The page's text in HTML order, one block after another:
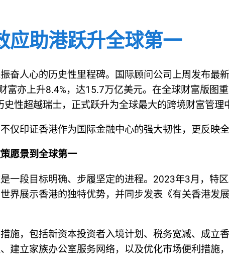
应助港跃升全球第一
奋人心的历史性里程碑。国际顾问公司上周发布最
富亦上升8.4%，达15.7万亿美元。在全球财富版图
性超越瑞士，正式跃升为全球最大的跨境财富管理
仅印证香港作为国际金融中心的强大韧性，更反映
愿景到全球第一
一段目标明确、步履坚定的进程。2023年3月，特
界展示香港的独特优势，并同步发表《有关香港发
施，包括新资本投资者入境计划、税务宽减、成
建立家族办公室服务网络，以及优化市场便利措施